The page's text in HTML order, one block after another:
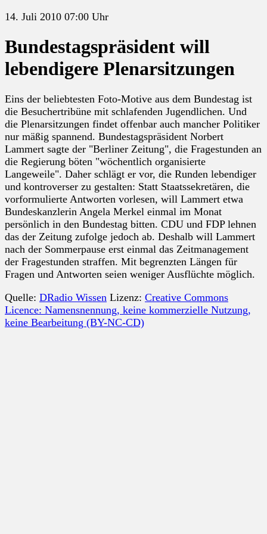
14. Juli 2010 07:00 Uhr
Bundestagspräsident will
lebendigere Plenarsitzungen
Eins der beliebtesten Foto-Motive aus dem Bundestag ist
die Besuchertribüne mit schlafenden Jugendlichen. Und
die Plenarsitzungen findet offenbar auch mancher Politiker
nur mäßig spannend. Bundestagspräsident Norbert
Lammert sagte der "Berliner Zeitung", die Fragestunden an
die Regierung böten "wöchentlich organisierte
Langeweile". Daher schlägt er vor, die Runden lebendiger
und kontroverser zu gestalten: Statt Staatssekretären, die
vorformulierte Antworten vorlesen, will Lammert etwa
Bundeskanzlerin Angela Merkel einmal im Monat
persönlich in den Bundestag bitten. CDU und FDP lehnen
das der Zeitung zufolge jedoch ab. Deshalb will Lammert
nach der Sommerpause erst einmal das Zeitmanagement
der Fragestunden straffen. Mit begrenzten Längen für
Fragen und Antworten seien weniger Ausflüchte möglich.
Quelle: DRadio Wissen Lizenz: Creative Commons
Licence: Namensnennung, keine kommerzielle Nutzung,
keine Bearbeitung (BY-NC-CD)